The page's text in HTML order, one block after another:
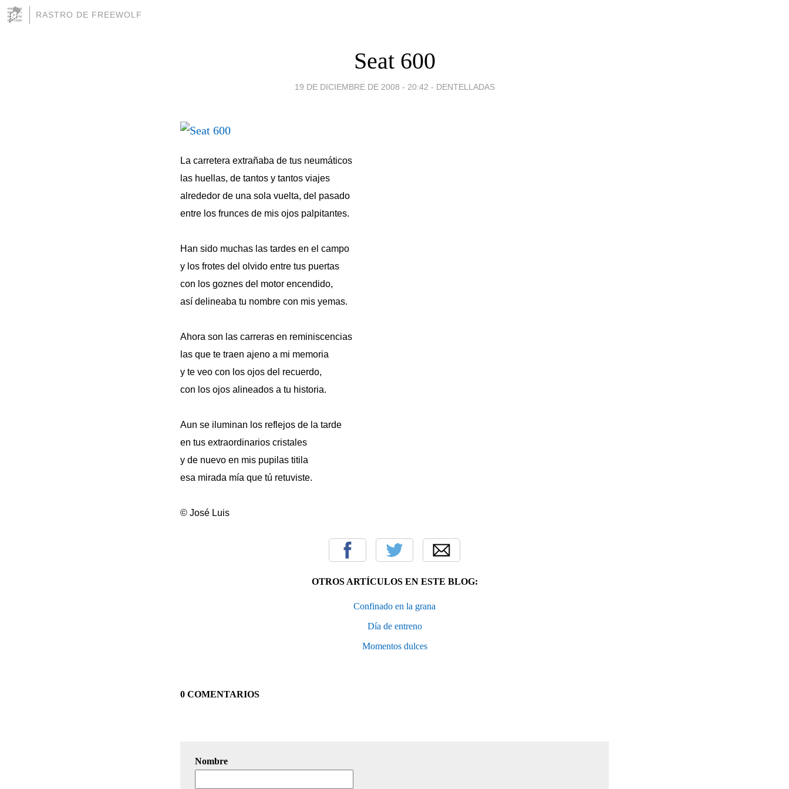
RASTRO DE FREEWOLF
Seat 600
19 DE DICIEMBRE DE 2008 - 20:42 - DENTELLADAS
La carretera extrañaba de tus neumáticos
las huellas, de tantos y tantos viajes
alrededor de una sola vuelta, del pasado
entre los frunces de mis ojos palpitantes.
Han sido muchas las tardes en el campo
y los frotes del olvido entre tus puertas
con los goznes del motor encendido,
así delineaba tu nombre con mis yemas.
Ahora son las carreras en reminiscencias
las que te traen ajeno a mi memoria
y te veo con los ojos del recuerdo,
con los ojos alineados a tu historia.
Aun se iluminan los reflejos de la tarde
en tus extraordinarios cristales
y de nuevo en mis pupilas titila
esa mirada mía que tú retuviste.
© José Luis
OTROS ARTÍCULOS EN ESTE BLOG:
Confinado en la grana
Día de entreno
Momentos dulces
0 COMENTARIOS
Nombre